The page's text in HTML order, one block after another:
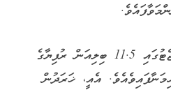
އަންނަ އަހަރަށް ލަފާކުރާ ބަޖެޓުގައި 11.5 ބިލިއަން ރުފިޔާގެ
އެއީ، ޚަރަދުން